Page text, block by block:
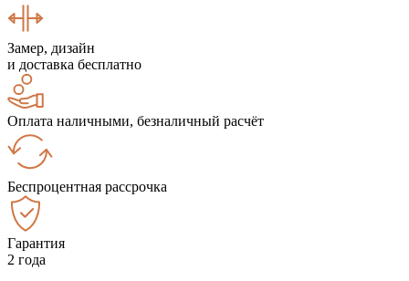
Замер, дизайн
и доставка бесплатно
Оплата наличными, безналичный расчёт
Беспроцентная рассрочка
Гарантия
2 года